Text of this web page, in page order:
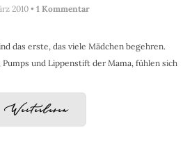
2010 • 1 Kommentar
das erste, das viele Mädchen begehren.
und Lippenstift der Mama, fühlen sich
Weiterlesen